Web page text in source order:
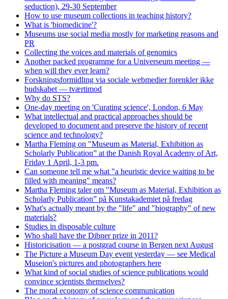
seduction), 29-30 September
How to use museum collections in teaching history?
What is 'biomedicine'?
Museums use social media mostly for marketing reasons and
PR
Collecting the voices and materials of genomics
Another packed programme for a Universeum meeting —
when will they ever learn?
Forskningsformidling via sociale webmedier forenkler ikke
budskabet — tværtimod
Why do STS?
One-day meeting on 'Curating science', London, 6 May
What intellectual and practical approaches should be
developed to document and preserve the history of recent
science and technology?
Martha Fleming on "Museum as Material, Exhibition as
Scholarly Publication” at the Danish Royal Academy of Art,
Friday 1 April, 1-3 pm.
Can someone tell me what "a heuristic device waiting to be
filled with meaning" means?
Martha Fleming taler om "Museum as Material, Exhibition as
Scholarly Publication” på Kunstakademiet på fredag
What's actually meant by the "life" and "biography" of new
materials?
Studies in disposable culture
Who shall have the Dibner prize in 2011?
Historicisation — a postgrad course in Bergen next August
The Picture a Museum Day event yesterday — see Medical
Museion's pictures and photographers here
What kind of social studies of science publications would
convince scientists themselves?
The moral economy of science communication